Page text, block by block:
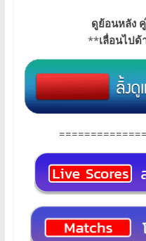
ดูย้อนหลัง
**เลื่อนไป